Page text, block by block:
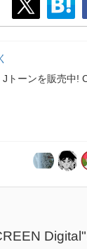
ーンを販売中